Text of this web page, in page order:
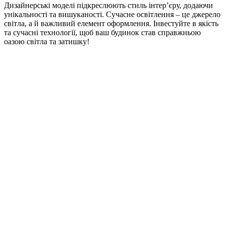
Дизайнерські моделі підкреслюють стиль інтер’єру, додаючи
унікальності та вишуканості. Сучасне освітлення – це джерело
світла, а й важливий елемент оформлення. Інвестуйте в якість
та сучасні технології, щоб ваш будинок став справжньою
оазою світла та затишку!